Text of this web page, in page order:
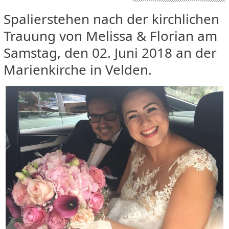
Spalierstehen nach der kirchlichen
Trauung von Melissa & Florian am
Samstag, den 02. Juni 2018 an der
Marienkirche in Velden.